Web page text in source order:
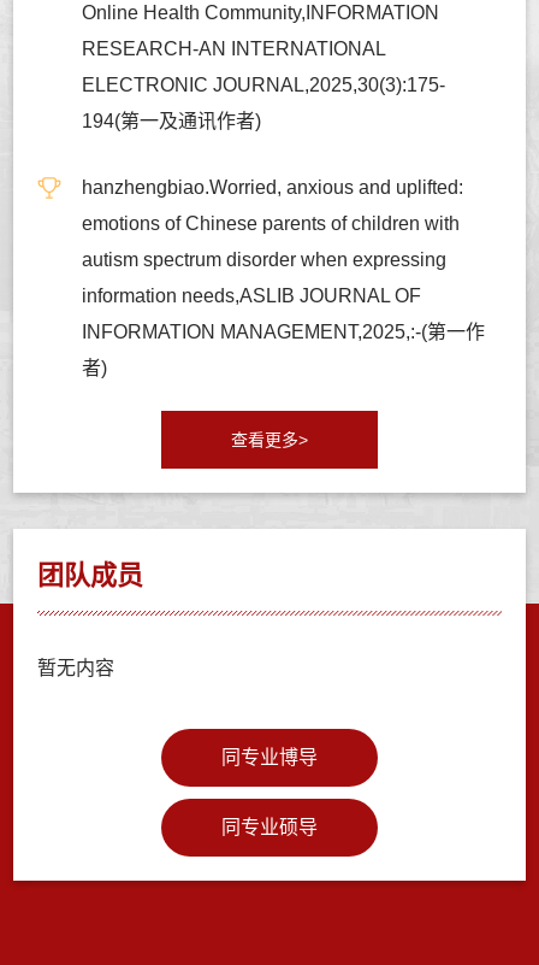
Online Health Community,INFORMATION
RESEARCH-AN INTERNATIONAL
ELECTRONIC JOURNAL,2025,30(3):175-
194(第一及通讯作者)
hanzhengbiao.Worried, anxious and uplifted:
emotions of Chinese parents of children with
autism spectrum disorder when expressing
information needs,ASLIB JOURNAL OF
INFORMATION MANAGEMENT,2025,:-(第一作
者)
查看更多>
团队成员
暂无内容
同专业博导
同专业硕导